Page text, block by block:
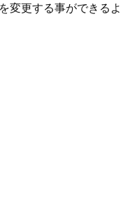
変更する事ができるよ